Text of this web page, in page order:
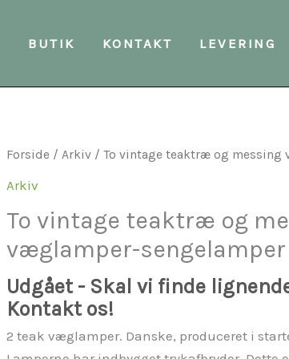
BUTIK KONTAKT LEVERING
Forside /Arkiv / To vintage teaktræ og messing
Arkiv
To vintage teaktræ og
væglamper-sengelamper
Udgået - Skal vi finde
Kontakt os!
2 teak væglamper. Danske, produceret i